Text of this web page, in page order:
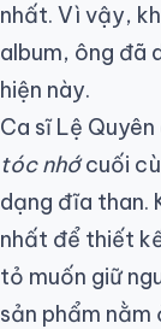
nhất. Vì vậy,
album, ông đã
hiện này.
Ca sĩ Lệ
tóc nhớcuối
dạng đĩa than.
nhất để thiết
tỏ muốn giữ
sản phẩm nằm